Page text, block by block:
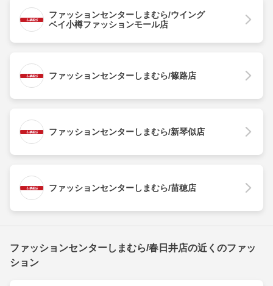
ファッションセンターしまむら/ウイング
ベイ小樽ファッションモール店
ファッションセンターしまむら/篠路店
ファッションセンターしまむら/新琴似店
ファッションセンターしまむら/苗穂店
ファッションセンターしまむら/春日井店の近くのファッ
ション